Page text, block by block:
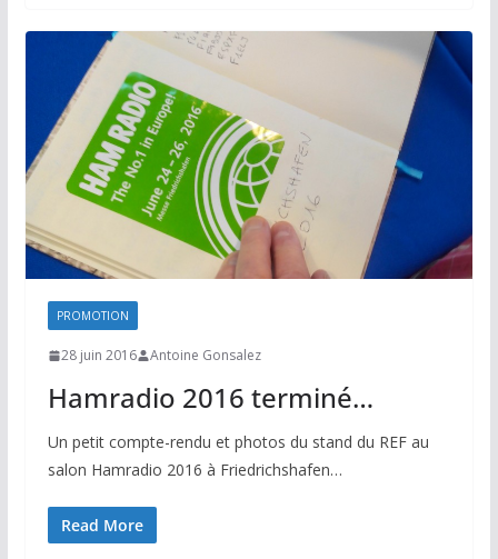
PROMOTION
28 juin 2016 Antoine Gonsalez
Hamradio 2016 terminé…
Un petit compte-rendu et photos du stand du REF au
salon Hamradio 2016 à Friedrichshafen…
Read More